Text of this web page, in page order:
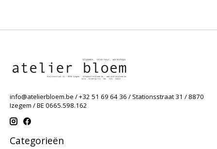
info@atelierbloem.be / +32 51 69 64 36 / Stationsstraat 31 / 8870
Izegem / BE 0665.598.162
Categorieën